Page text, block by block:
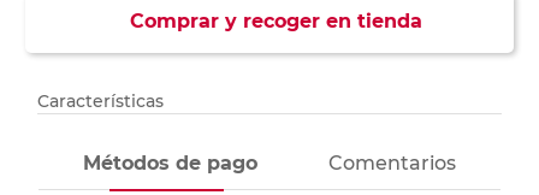
Comprar y recoger en tienda
Características
Métodos de pago Comentarios